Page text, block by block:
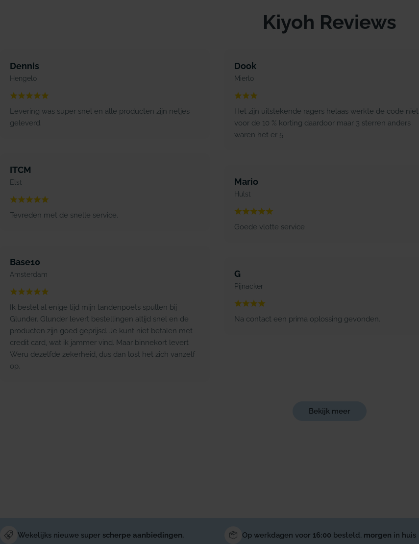
Kiyoh Reviews
Dennis
Hengelo
Levering was super snel en alle producten zijn netjes
geleverd.
Dook
Mierlo
Het zijn uitstekende ragers helaas werkte de code niet
voor de 10 % korting daardoor maar 3 sterren anders
waren het er 5.
ITCM
Elst
Tevreden met de snelle service.
Mario
Hulst
Goede vlotte service
Base10
Amsterdam
Ik bestel al enige tijd mijn tandenpoets spullen bij
Glunder. Glunder levert bestellingen altijd snel en de
producten zijn goed geprijsd. Je kunt niet betalen met
credit card, wat ik jammer vind. Maar binnekort levert
Weru dezelfde zekerheid, dus dan lost het zich vanzelf
op.
G
Pijnacker
Na contact een prima oplossing gevonden.
Bekijk meer
Wekelijks nieuwe super scherpe aanbiedingen. Op werkdagen voor 16:00 besteld, morgen in huis